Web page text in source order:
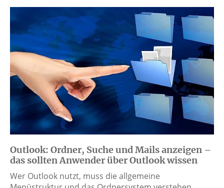
Outlook: Ordner, Suche und Mails anzeigen –
das sollten Anwender über Outlook wissen
Wer Outlook nutzt, muss die allgemeine